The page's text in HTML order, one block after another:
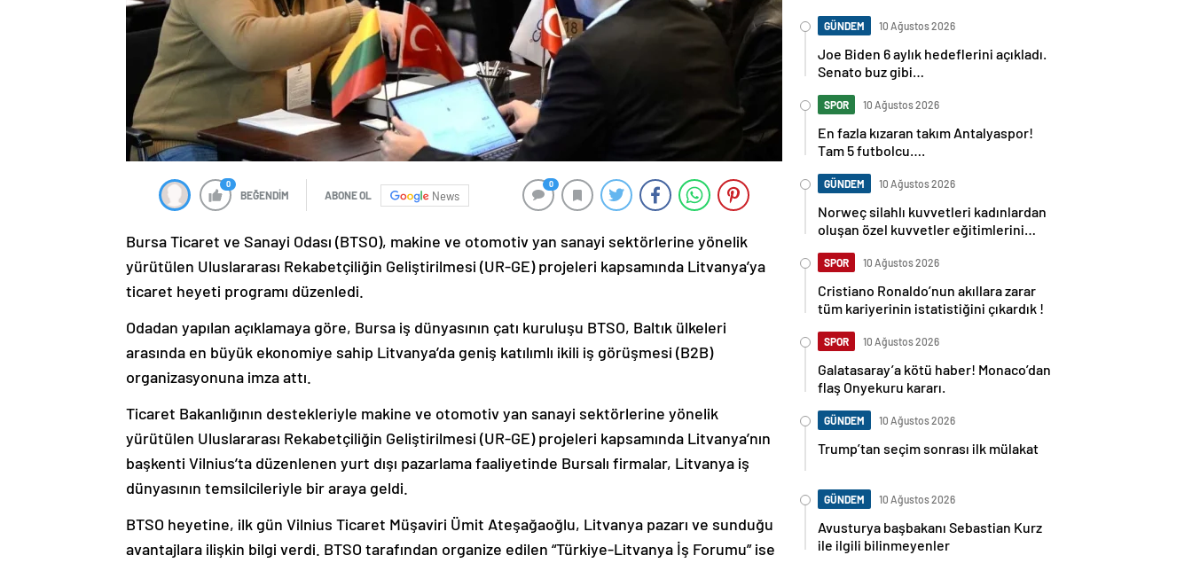
0
BEĞENDİM ABONE OL News
0
Bursa Ticaret ve Sanayi Odası (BTSO), makine ve otomotiv yan sanayi sektörlerine yönelik
yürütülen Uluslararası Rekabetçiliğin Geliştirilmesi (UR-GE) projeleri kapsamında Litvanya’ya
ticaret heyeti programı düzenledi.
Odadan yapılan açıklamaya göre, Bursa iş dünyasının çatı kuruluşu BTSO, Baltık ülkeleri
arasında en büyük ekonomiye sahip Litvanya’da geniş katılımlı ikili iş görüşmesi (B2B)
organizasyonuna imza attı.
Ticaret Bakanlığının destekleriyle makine ve otomotiv yan sanayi sektörlerine yönelik
yürütülen Uluslararası Rekabetçiliğin Geliştirilmesi (UR-GE) projeleri kapsamında Litvanya’nın
başkenti Vilnius’ta düzenlenen yurt dışı pazarlama faaliyetinde Bursalı firmalar, Litvanya iş
dünyasının temsilcileriyle bir araya geldi.
BTSO heyetine, ilk gün Vilnius Ticaret Müşaviri Ümit Ateşağaoğlu, Litvanya pazarı ve sunduğu
avantajlara ilişkin bilgi verdi. BTSO tarafından organize edilen “Türkiye-Litvanya İş Forumu” ise
GÜNDEM 10 Ağustos 2026
Joe Biden 6 aylık hedeflerini açıkladı.
Senato buz gibi…
SPOR 10 Ağustos 2026
En fazla kızaran takım Antalyaspor!
Tam 5 futbolcu….
GÜNDEM 10 Ağustos 2026
Norweç silahlı kuvvetleri kadınlardan
oluşan özel kuvvetler eğitimlerini
SPOR 10 Ağustos 2026
Cristiano Ronaldo’nun akıllara zarar
tüm kariyerinin istatistiğini çıkardık !
SPOR 10 Ağustos 2026
Galatasaray’a kötü haber! Monaco’dan
flaş Onyekuru kararı.
GÜNDEM 10 Ağustos 2026
Trump’tan seçim sonrası ilk mülakat
GÜNDEM 10 Ağustos 2026
Avusturya başbakanı Sebastian Kurz
ile ilgili bilinmeyenler